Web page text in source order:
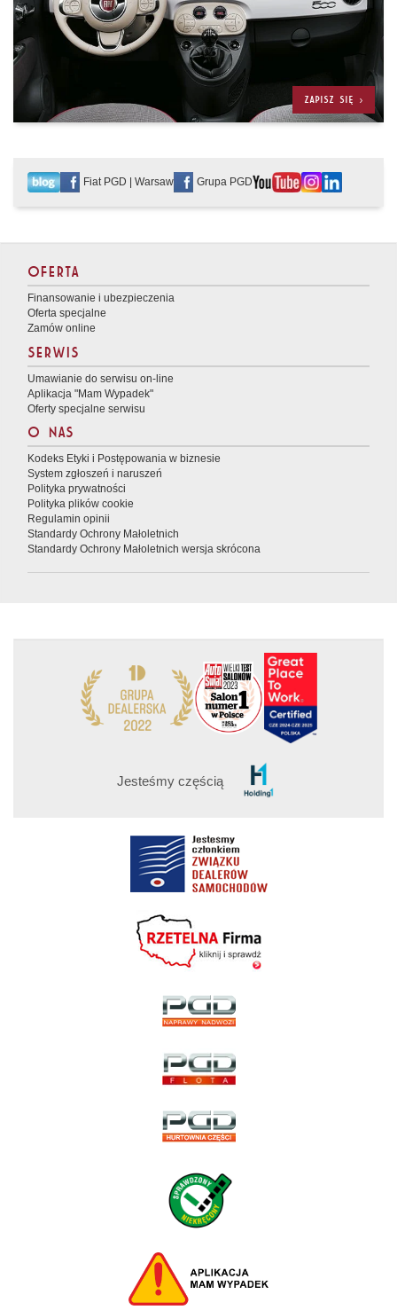
ZAPISZ SIĘ >
Fiat PGD | Warsaw Grupa PGD
OFERTA
Finansowanie i ubezpieczenia
Oferta specjalne
Zamów online
SERWIS
Umawianie do serwisu on-line
Aplikacja "Mam Wypadek"
Oferty specjalne serwisu
O NAS
Kodeks Etyki i Postępowania w biznesie
System zgłoszeń i naruszeń
Polityka prywatności
Polityka plików cookie
Regulamin opinii
Standardy Ochrony Małoletnich
Standardy Ochrony Małoletnich wersja skrócona
Jesteśmy częścią